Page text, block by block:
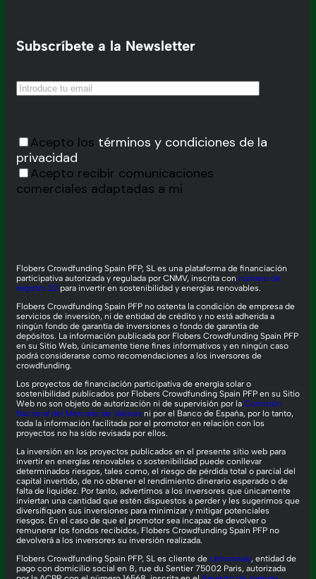
Subscríbete a la Newsletter
Acepto los términos y condiciones de la
privacidad
Acepto recibir comunicaciones
comerciales adaptadas a mi
Flobers Crowdfunding Spain PFP, SL es una plataforma de financiación
participativa autorizada y regulada por CNMV, inscrita con número de
registro 22 para invertir en sostenibilidad y energías renovables.
Flobers Crowdfunding Spain PFP no ostenta la condición de empresa de
servicios de inversión, ni de entidad de crédito y no está adherida a
ningún fondo de garantía de inversiones o fondo de garantía de
depósitos. La información publicada por Flobers Crowdfunding Spain PFP
en su Sitio Web, únicamente tiene fines informativos y en ningún caso
podrá considerarse como recomendaciones a los inversores de
crowdfunding.
Los proyectos de financiación participativa de energía solar o
sostenibilidad publicados por Flobers Crowdfunding Spain PFP en su Sitio
Web no son objeto de autorización ni de supervisión por la Comisión
Nacional del Mercado de Valores ni por el Banco de España, por lo tanto,
toda la información facilitada por el promotor en relación con los
proyectos no ha sido revisada por ellos.
La inversión en los proyectos publicados en el presente sitio web para
invertir en energías renovables o sostenibilidad puede conllevar
determinados riesgos, tales como, el riesgo de pérdida total o parcial del
capital invertido, de no obtener el rendimiento dinerario esperado o de
falta de liquidez. Por tanto, advertimos a los inversores que únicamente
inviertan una cantidad que estén dispuestos a perder y les sugerimos que
diversifiquen sus inversiones para minimizar y mitigar potenciales
riesgos. En el caso de que el promotor sea incapaz de devolver o
remunerar los fondos recibidos, Flobers Crowdfunding Spain PFP no
devolverá a los inversores su inversión realizada.
Flobers Crowdfunding Spain PFP, SL es cliente de Lemonway, entidad de
pago con domicilio social en 8, rue du Sentier 75002 Paris, autorizada